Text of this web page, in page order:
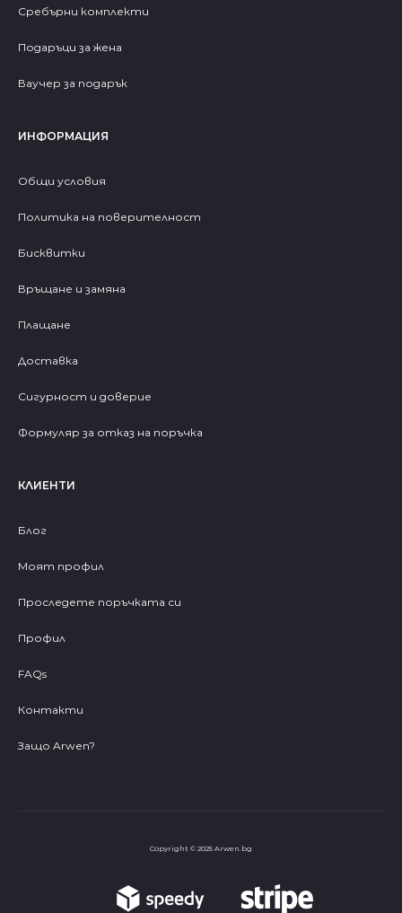
Сребърни комплекти
Подаръци за жена
Ваучер за подарък
ИНФОРМАЦИЯ
Общи условия
Политика на поверителност
Бисквитки
Връщане и замяна
Плащане
Доставка
Сигурност и доверие
Формуляр за отказ на поръчка
КЛИЕНТИ
Блог
Моят профил
Проследете поръчката си
Профил
FAQs
Контакти
Защо Arwen?
Copyright © 2025 Arwen.bg